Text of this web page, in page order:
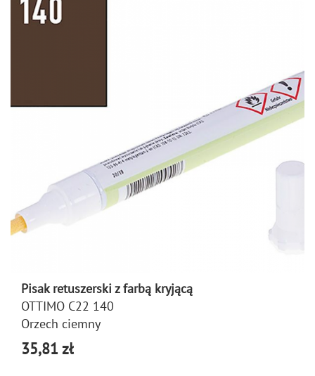
Pisak retuszerski z farbą kryjącą
OTTIMO C22 140
Orzech ciemny
35,81 zł